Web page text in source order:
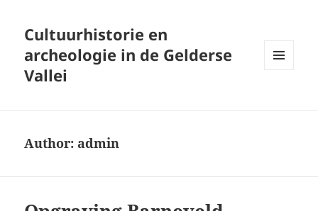
Cultuurhistorie en
archeologie in de Gelderse
Vallei
Author: admin